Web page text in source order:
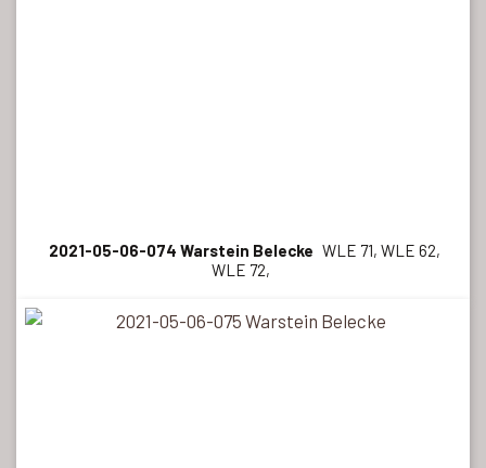
2021-05-06-074 Warstein Belecke WLE 71, WLE 62,
WLE 72,